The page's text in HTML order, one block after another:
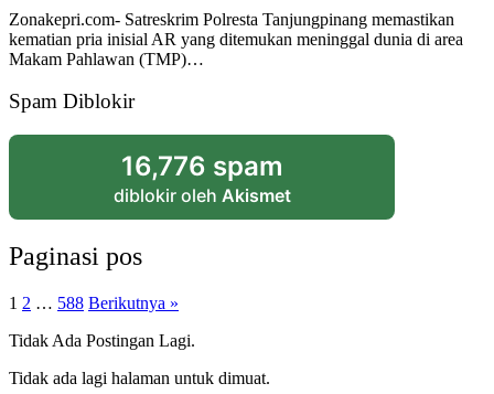
Zonakepri.com- Satreskrim Polresta Tanjungpinang memastikan
kematian pria inisial AR yang ditemukan meninggal dunia di area
Makam Pahlawan (TMP)…
Spam Diblokir
16,776 spam
diblokir oleh Akismet
Paginasi pos
1 2 … 588 Berikutnya »
Tidak Ada Postingan Lagi.
Tidak ada lagi halaman untuk dimuat.